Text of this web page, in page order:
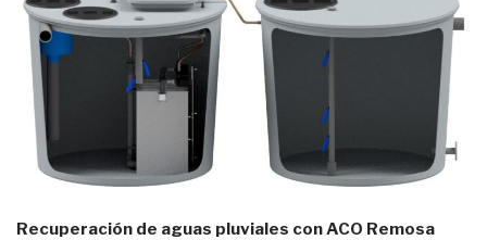
Recuperación de aguas pluviales con ACO Remosa